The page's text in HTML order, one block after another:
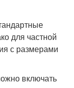
для частной
с размерами
включать